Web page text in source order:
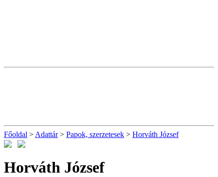
Főoldal > Adattár> Papok, szerzetesek > Horváth József
Horváth József